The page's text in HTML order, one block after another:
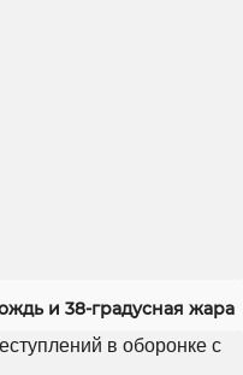
и 38-градусная жара